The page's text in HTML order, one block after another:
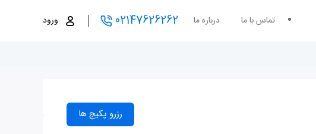
تماس با ما درباره ما 02147626262 ورود
رزرو پکیج ها